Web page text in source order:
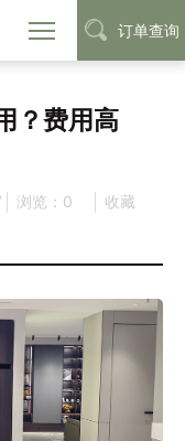
订单查询
？费用高
浏览： 0
收藏